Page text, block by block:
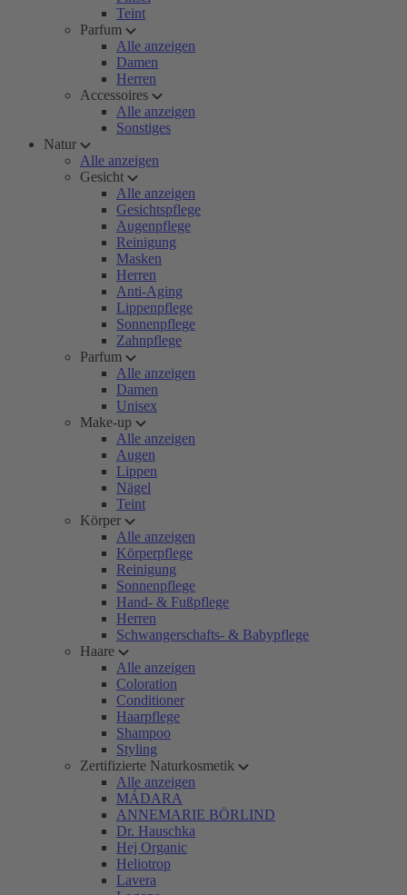
Teint
Parfum
Alle anzeigen
Damen
Herren
Accessoires
Alle anzeigen
Sonstiges
Natur
Alle anzeigen
Gesicht
Alle anzeigen
Gesichtspflege
Augenpflege
Reinigung
Masken
Herren
Anti-Aging
Lippenpflege
Sonnenpflege
Zahnpflege
Parfum
Alle anzeigen
Damen
Unisex
Make-up
Alle anzeigen
Augen
Lippen
Nägel
Teint
Körper
Alle anzeigen
Körperpflege
Reinigung
Sonnenpflege
Hand- & Fußpflege
Herren
Schwangerschafts- & Babypflege
Haare
Alle anzeigen
Coloration
Conditioner
Haarpflege
Shampoo
Styling
Zertifizierte Naturkosmetik
Alle anzeigen
MÁDARA
ANNEMARIE BÖRLIND
Dr. Hauschka
Hej Organic
Heliotrop
Lavera